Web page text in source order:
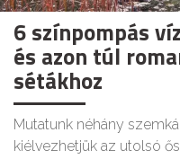
6 színpompás
és azon túl
sétákhoz
Mutatunk néhány
kiélvezhetjük az utolsó